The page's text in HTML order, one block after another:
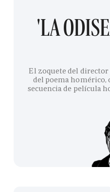
'LA
El zoquete del
del poema
secuencia de película